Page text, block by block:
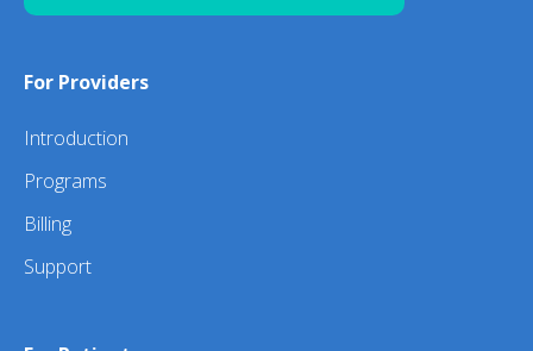
For Providers
Introduction
Programs
Billing
Support